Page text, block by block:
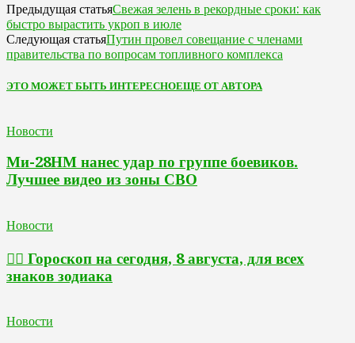
Предыдущая статьяСвежая зелень в рекордные сроки: как
быстро вырастить укроп в июле
Следующая статьяПутин провел совещание с членами
правительства по вопросам топливного комплекса
ЭТО МОЖЕТ БЫТЬ ИНТЕРЕСНОЕЩЕ ОТ АВТОРА
Новости
Ми-28НМ нанес удар по группе боевиков.
Лучшее видео из зоны СВО
Новости
🧙‍♀ Гороскоп на сегодня, 8 августа, для всех
знаков зодиака
Новости